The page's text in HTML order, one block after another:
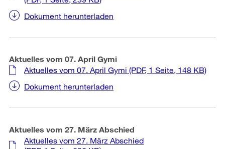
Dokument herunterladen
Aktuelles vom 07. April Gymi
Aktuelles vom 07. April Gymi (PDF, 1 Seite, 148 KB)
Dokument herunterladen
Aktuelles vom 27. März Abschied
Aktuelles vom 27. März Abschied